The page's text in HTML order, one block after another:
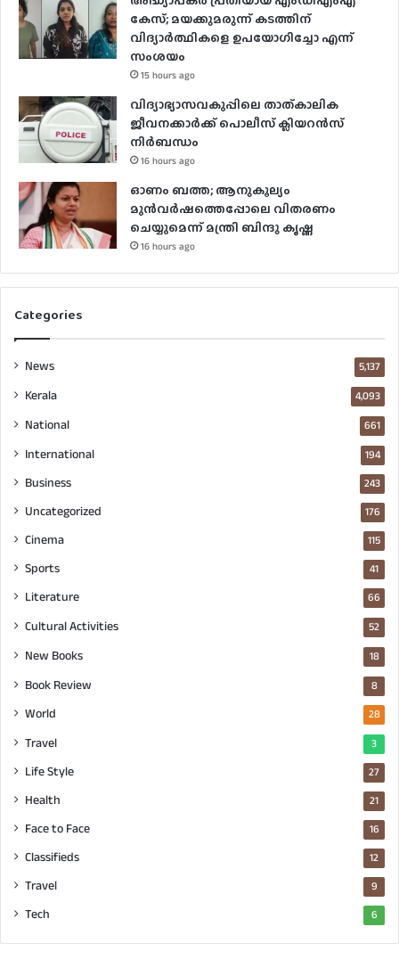
കേസ്; മയക്കുമരുന്ന് കടത്തിന്
വിദ്യാർത്ഥികളെ ഉപയോ​ഗിച്ചോ എന്ന്
സംശയം
15 hours ago
വിദ്യാഭ്യാസവകുപ്പിലെ താത്കാലിക
ജീവനക്കാർക്ക് പൊലീസ് ക്ലിയറൻസ്
നിർബന്ധം
16 hours ago
ഓണം ബത്ത; ആനുകൂല്യം
മുൻവർഷത്തെപ്പോലെ വിതരണം
ചെയ്യുമെന്ന് മന്ത്രി ബിന്ദു കൃഷ്ണ
16 hours ago
Categories
News 5,137
Kerala 4,093
National 661
International 194
Business 243
Uncategorized 176
Cinema 115
Sports 41
Literature 66
Cultural Activities 52
New Books 18
Book Review 8
World 28
Travel 3
Life Style 27
Health 21
Face to Face 16
Classifieds 12
Travel 9
Tech 6